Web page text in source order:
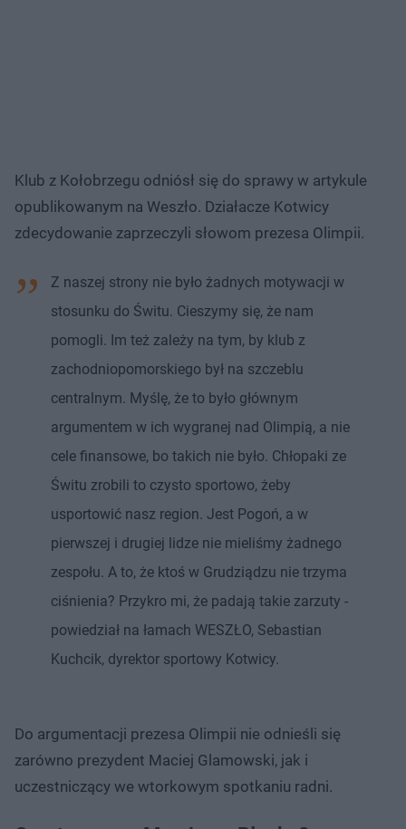
Klub z Kołobrzegu odniósł się do sprawy w artykule
opublikowanym na Weszło. Działacze Kotwicy
zdecydowanie zaprzeczyli słowom prezesa Olimpii.
Z naszej strony nie było żadnych motywacji w
stosunku do Świtu. Cieszymy się, że nam
pomogli. Im też zależy na tym, by klub z
zachodniopomorskiego był na szczeblu
centralnym. Myślę, że to było głównym
argumentem w ich wygranej nad Olimpią, a nie
cele finansowe, bo takich nie było. Chłopaki ze
Świtu zrobili to czysto sportowo, żeby
usportowić nasz region. Jest Pogoń, a w
pierwszej i drugiej lidze nie mieliśmy żadnego
zespołu. A to, że ktoś w Grudziądzu nie trzyma
ciśnienia? Przykro mi, że padają takie zarzuty -
powiedział na łamach WESZŁO, Sebastian
Kuchcik, dyrektor sportowy Kotwicy.
Do argumentacji prezesa Olimpii nie odnieśli się
zarówno prezydent Maciej Glamowski, jak i
uczestniczący we wtorkowym spotkaniu radni.